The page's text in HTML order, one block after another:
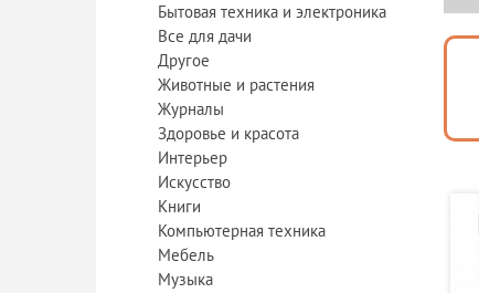
Бытовая техника и электроника
Все для дачи
Другое
Животные и растения
Журналы
Здоровье и красота
Интерьер
Искусство
Книги
Компьютерная техника
Мебель
Музыка